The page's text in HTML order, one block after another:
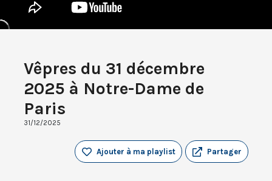
Vêpres du 31 décembre
2025 à Notre-Dame de
Paris
31/12/2025
Partager
Ajouter à ma playlist